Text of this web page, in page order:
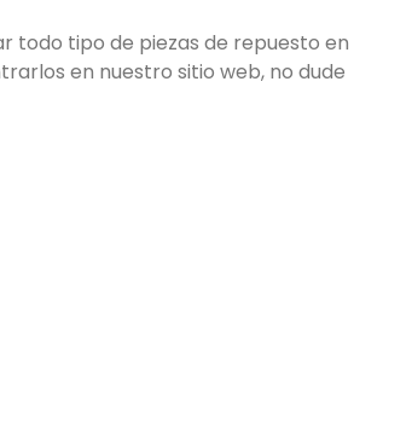
todo tipo de piezas de repuesto en
en nuestro sitio web, no dude